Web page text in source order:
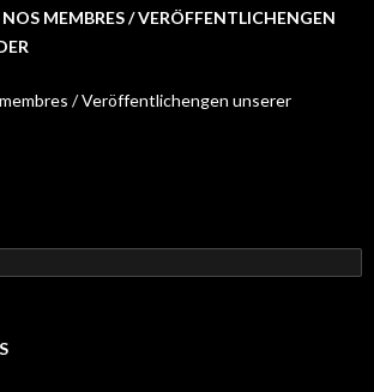
MEMBRES / VERÖFFENTLICHENGEN
/ Veröffentlichengen unserer